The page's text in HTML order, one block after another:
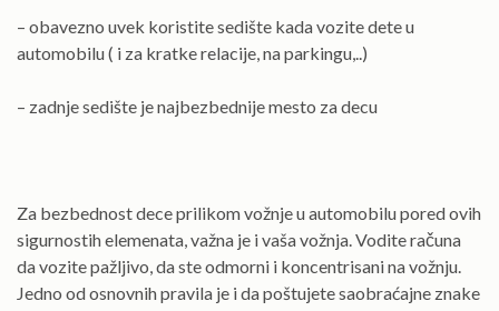
– obavezno uvek koristite sedište kada vozite dete u
automobilu ( i za kratke relacije, na parkingu,..)
– zadnje sedište je najbezbednije mesto za decu
Za bezbednost dece prilikom vožnje u automobilu pored ovih
sigurnostih elemenata, važna je i vaša vožnja. Vodite računa
da vozite pažljivo, da ste odmorni i koncentrisani na vožnju.
Jedno od osnovnih pravila je i da poštujete saobraćajne znake